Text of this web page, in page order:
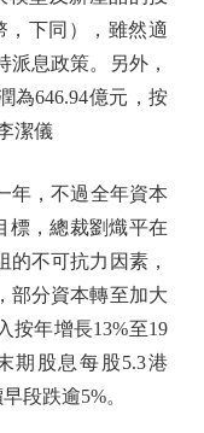
，下同），雖然適
息政策。另外，
為646.94億元，按
潔儀
，不過全年資本
標，總裁劉熾平在
不可抗力因素，
部分資本轉至加大
按年增長13%至19
期股息每股5.3港
段跌逾5%。